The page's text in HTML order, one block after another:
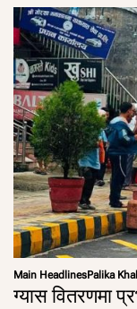
Main HeadlinesPalika
ग्यास वितरणमा